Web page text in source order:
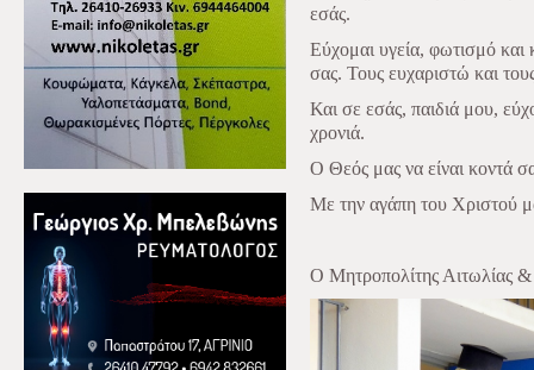
εσάς.
Εύχομαι υγεία, φωτισμό και
σας. Τους ευχαριστώ και
Και σε εσάς, παιδιά μου,
χρονιά.
Ο Θεός μας να είναι κοντά
Με την αγάπη του Χριστού
Ο Μητροπολίτης Αιτωλίας